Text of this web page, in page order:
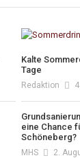
Kalte
Tage
Redaktion
eine Chance
Schöneberg?
MHS 2.